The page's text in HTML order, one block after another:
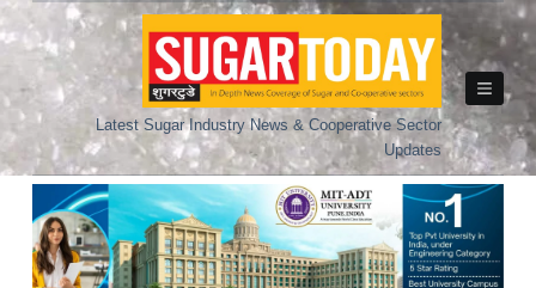
Skip
to
Latest Sugar Industry News & Cooperative Sector
Updates